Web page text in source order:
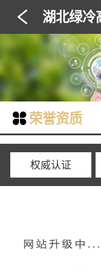
湖北绿冷
荣誉资质
权威认证